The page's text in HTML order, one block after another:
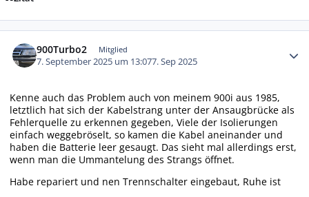
900Turbo2 Mitglied
7. September 2025 um 13:077. Sep 2025
Kenne auch das Problem auch von meinem 900i aus 1985,
letztlich hat sich der Kabelstrang unter der Ansaugbrücke als
Fehlerquelle zu erkennen gegeben, Viele der Isolierungen
einfach weggebröselt, so kamen die Kabel aneinander und
haben die Batterie leer gesaugt. Das sieht mal allerdings erst,
wenn man die Ummantelung des Strangs öffnet.
Habe repariert und nen Trennschalter eingebaut, Ruhe ist